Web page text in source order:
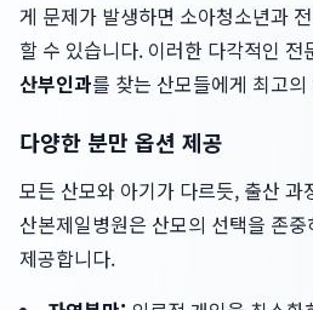
게 문제가 발생하면 소아청소년과
할 수 있습니다. 이러한 다각적인 전
산부인과를 찾는 산모들에게 최고
다양한 분만 옵션 제공
모든 산모와 아기가 다르듯, 출산 과
산본제일병원은 산모의 선택을 존
제공합니다.